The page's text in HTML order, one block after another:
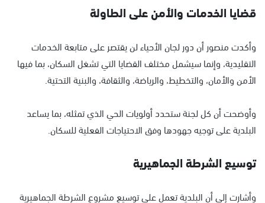
قضايا الخدمات والأمن على الطاولة
وأكدت منصور أن دور لجان الأحياء لن يقتصر على متابعة الخدمات
التقليدية، وإنما سيشمل مختلف القضايا التي تشغل السكان، بما فيها
الأمن والأمان، والتخطيط، والرياضة، والثقافة، والبنية التحتية.
وأوضحت أن كل لجنة ستحدد أولويات الحي الذي تمثله، بما يساعد
البلدية على توجيه جهودها وفق الاحتياجات الفعلية للسكان.
توسيع الشرطة الجماهيرية
وأشارت إلى أن البلدية تعمل على توسيع مشروع الشرطة الجماهيرية